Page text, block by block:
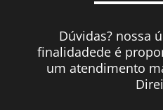
Dúvidas? nossa
finalidadede é
um atendimento